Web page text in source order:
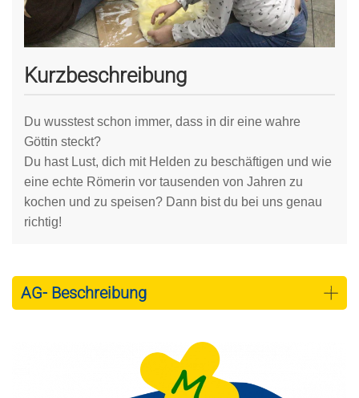
Kurzbeschreibung
Du wusstest schon immer, dass in dir eine wahre
Göttin steckt?
Du hast Lust, dich mit Helden zu beschäftigen und wie
eine echte Römerin vor tausenden von Jahren zu
kochen und zu speisen? Dann bist du bei uns genau
richtig!
AG- Beschreibung